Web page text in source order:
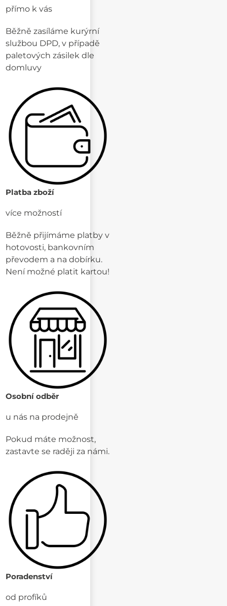
přímo k vás
Běžně zasíláme kurýrní
službou DPD, v případě
paletových zásilek dle
domluvy
Platba zboží
více možností
Běžně přijímáme platby v
hotovosti, bankovním
převodem a na dobírku.
Není možné platit kartou!
Osobní odběr
u nás na prodejně
Pokud máte možnost,
zastavte se raději za námi.
Poradenství
od profíků